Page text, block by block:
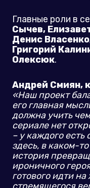
Главные роли в
Сычев,
Денис
Григорий
Олексюк.
Андрей Смиян,
«Наш проект
его главная
должна учить
сериале нет
– у каждого
здесь, в каком-
история
ироничного
готового идти
стремящегося